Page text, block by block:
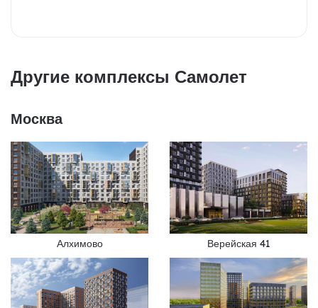
Другие комплексы Самолет
Москва
Алхимово Верейская 41